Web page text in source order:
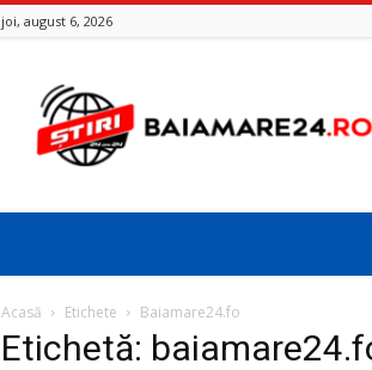
joi, august 6, 2026
Baia
Mare
24
Acasă Etichete Baiamare24.fo
Etichetă: